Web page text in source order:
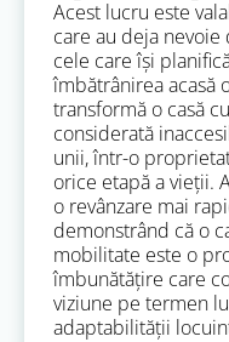
Acest lucru este
care au deja
cele care își
îmbătrânirea acasă
transformă o casă
considerată
unii, într-o
orice etapă a vieții.
o revânzare mai
demonstrând că o
mobilitate este o
îmbunătățire care
viziune pe termen
adaptabilității